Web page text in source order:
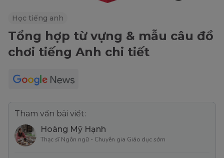
Học tiếng anh
Tổng hợp từ vựng & mẫu câu đồ
chơi tiếng Anh chi tiết
Tham vấn bài viết:
Hoàng Mỹ Hạnh
Thạc sĩ Ngôn ngữ - Chuyên gia Giáo dục sớm